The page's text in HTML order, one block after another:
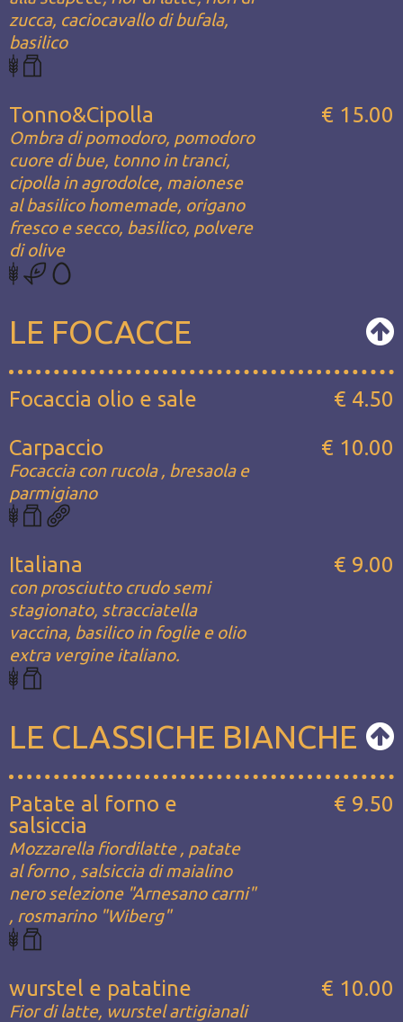
zucca, caciocavallo di bufala,
basilico
Tonno&Cipolla
Ombra di pomodoro, pomodoro
cuore di bue, tonno in tranci,
cipolla in agrodolce, maionese
al basilico homemade, origano
fresco e secco, basilico, polvere
di olive
€ 15.00
LE FOCACCE
Focaccia olio e sale
€ 4.50
Carpaccio
Focaccia con rucola , bresaola e
parmigiano
€ 10.00
Italiana
con prosciutto crudo semi
stagionato, stracciatella
vaccina, basilico in foglie e olio
extra vergine italiano.
€ 9.00
LE CLASSICHE BIANCHE
Patate al forno e
salsiccia
Mozzarella fiordilatte , patate
al forno , salsiccia di maialino
nero selezione "Arnesano carni"
, rosmarino "Wiberg"
€ 9.50
wurstel e patatine
Fior di latte, wurstel artigianali
€ 10.00